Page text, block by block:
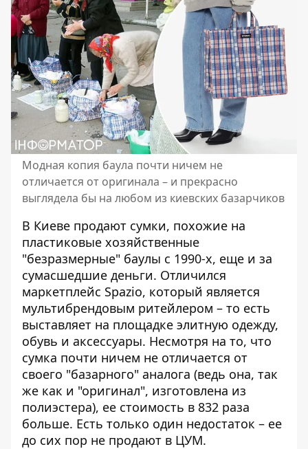
Модная копия баула почти ничем не
отличается от оригинала – и прекрасно
выглядела бы на любом из киевских базарчиков
В Киеве продают сумки, похожие на
пластиковые хозяйственные
"безразмерные" баулы с 1990-х, еще и за
сумасшедшие деньги. Отличился
маркетплейс Spazio, который является
мультибрендовым ритейлером – то есть
выставляет на площадке элитную одежду,
обувь и аксессуары. Несмотря на то, что
сумка почти ничем не отличается от
своего "базарного" аналога (ведь она, так
же как и "оригинал", изготовлена ​​из
полиэстера), ее стоимость в 832 раза
больше. Есть только один недостаток – ее
до сих пор не продают в ЦУМ.